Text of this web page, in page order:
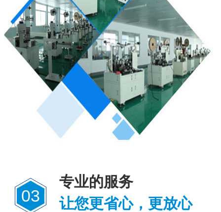
03
专业的服务
让您更省心，更放心